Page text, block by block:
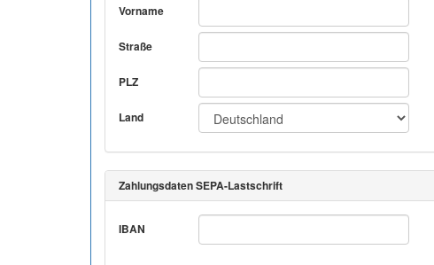
Vorname
Straße
PLZ
Land
Zahlungsdaten SEPA-Lastschrift
IBAN